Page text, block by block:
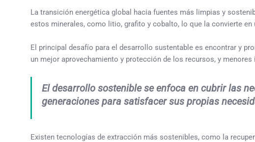
La transición energética global hacia fuentes más limpias y
estos minerales, como litio, grafito y cobalto, lo que la convierte
El principal desafío para el desarrollo sustentable es encontrar y
un mejor aprovechamiento y protección de los recursos, y
El desarrollo sostenible se enfoca en cubrir las
generaciones para satisfacer sus propias
Existen tecnologías de extracción más sostenibles, como la